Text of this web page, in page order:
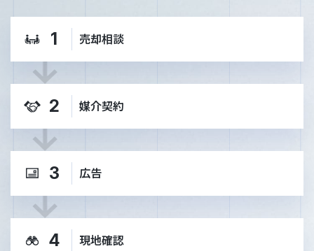
1 売却相談
2 媒介契約
3 広告
4 現地確認